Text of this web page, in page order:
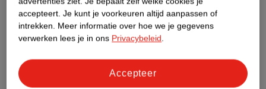
Nature Impact Score
Dit product heeft (nog) geen Nature
accepteert. Je kunt je voorkeuren altijd aanpassen of
intrekken. Meer informatie over hoe we je gegevens
verwerken lees je in ons Privacybeleid.
Accepteer